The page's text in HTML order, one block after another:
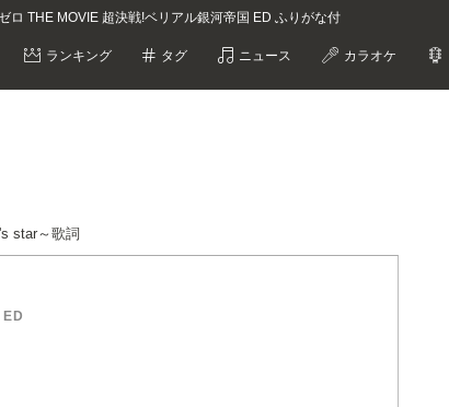
THE MOVIE 超決戦!ベリアル銀河帝国 ED ふりがな付
ランキング タグ ニュース カラオケ
star～歌詞